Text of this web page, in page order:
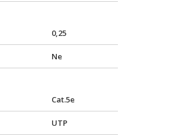
0,25
Ne
Cat.5e
UTP